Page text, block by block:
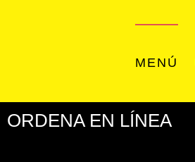
MENÚ
ORDENA EN LÍNEA